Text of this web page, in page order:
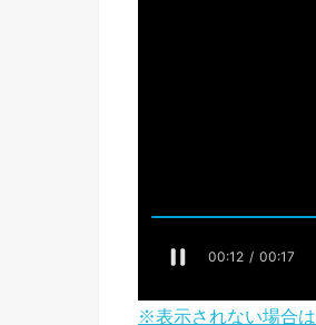
※表示されない場合